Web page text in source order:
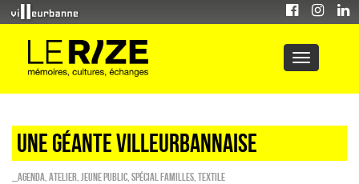
UNE GÉANTE VILLEURBANNAISE
_Agenda Atelier Jeune public Spécial familles Textile